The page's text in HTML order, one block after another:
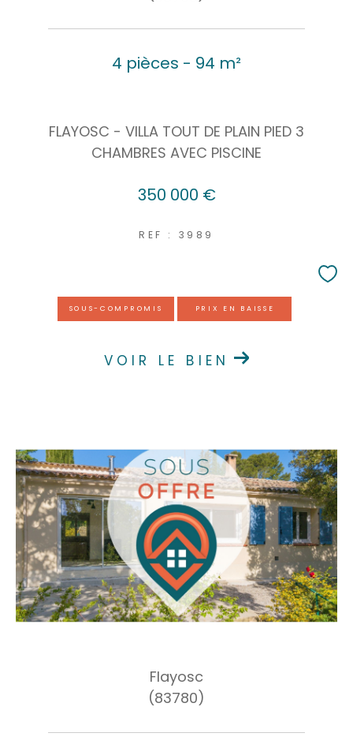
4 pièces - 94 m²
FLAYOSC - VILLA TOUT DE PLAIN PIED 3
CHAMBRES AVEC PISCINE
350 000 €
REF : 3989
SOUS-COMPROMIS PRIX EN BAISSE
VOIR LE BIEN
Flayosc
(83780)